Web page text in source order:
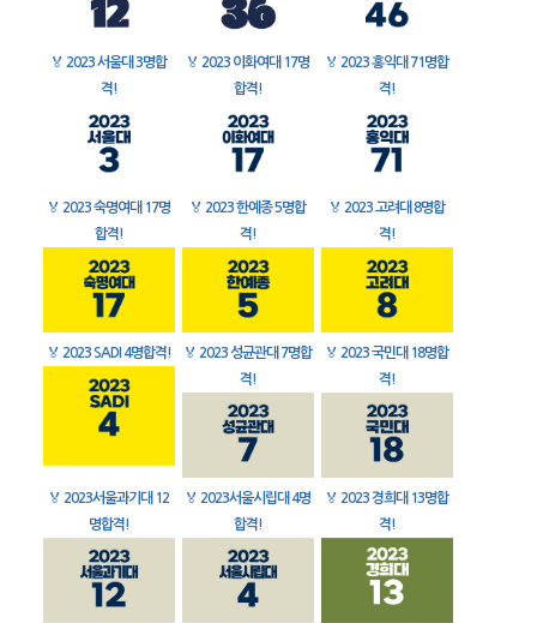
🏅 2023 서울대 3명합
격!
🏅 2023 이화여대 17명
합격!
🏅 2023 홍익대 71명합
격!
🏅 2023 숙명여대 17명
합격!
🏅 2023 한예종 5명합
격!
🏅 2023 고려대 8명합
격!
🏅 2023 SADI 4명합격! 🏅 2023 성균관대 7명합
격!
🏅 2023 국민대 18명합
격!
🏅 2023서울과기대 12
명합격!
🏅 2023서울시립대 4명
합격!
🏅 2023 경희대 13명합
격!